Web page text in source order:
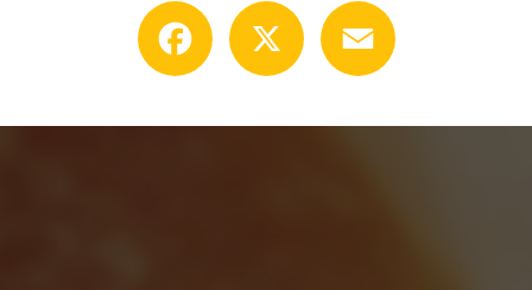
Facebook